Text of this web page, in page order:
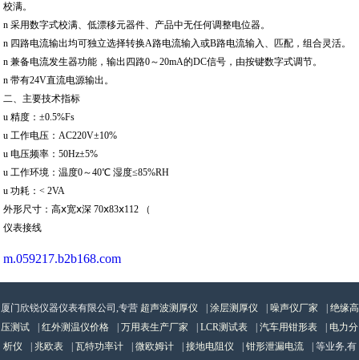
校满。
n 采用数字式校满、低漂移元器件、产品中无任何调整电位器。
n 四路电流输出均可独立选择转换A路电流输入或B路电流输入、匹配，组合灵活。
n 兼备电流发生器功能，输出四路0～20mA的DC信号，由按键数字式调节。
n 带有24V直流电源输出。
二、主要技术指标
u 精度：±0.5%Fs
u 工作电压：AC220V±10%
u 电压频率：50Hz±5%
u 工作环境：温度0～40℃ 湿度≤85%RH
u 功耗：< 2VA
外形尺寸：高ⅹ宽ⅹ深 70ⅹ83ⅹ112 （
仪表接线
m.059217.b2b168.com
厦门欣锐仪器仪表有限公司,专营 超声波测厚仪 涂层测厚仪 噪声仪厂家
绝缘高
压测试
红外测温仪价格 万用表生产厂家 LCR测试表 汽车用钳形表
电力分
析仪
兆欧表 瓦特功率计 微欧姆计 接地电阻仪 钳形泄漏电流 | 等业务,有